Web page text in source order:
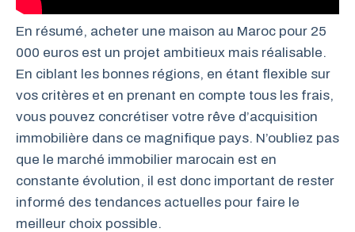
En résumé, acheter une maison au Maroc pour 25
000 euros est un projet ambitieux mais réalisable.
En ciblant les bonnes régions, en étant flexible sur
vos critères et en prenant en compte tous les frais,
vous pouvez concrétiser votre rêve d’acquisition
immobilière dans ce magnifique pays. N’oubliez pas
que le marché immobilier marocain est en
constante évolution, il est donc important de rester
informé des tendances actuelles pour faire le
meilleur choix possible.